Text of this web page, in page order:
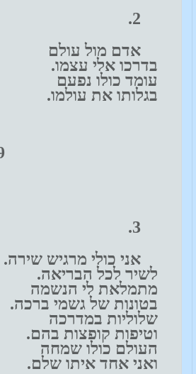
2.
אדם מול עולם
בדרכו אלי עצמו.
עומד כולו נפעם
בגלותו את עולמו.
3.
אני כולי מרגיש שירה.
לשיר לכל הבריאה.
מתמלאת לי הנשמה
בטונות של גשמי ברכה.
שלוליות במדרכה
וטיפות קופצות בהם.
העולם כולו שמחה
ואני אחד איתו שלם.